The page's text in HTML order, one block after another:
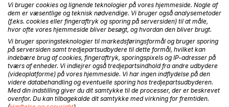
BESKRIVELSE
Et smukt univers af selvudvikling, hvor det kun handler om
dig, og hvor du let kan skabe mere af det gode, det
positive og det ærlige i dit liv.
Her bliver du kærligt inspireret, pirret og provokeret til at
tage en ærlig snak med dig selv og komme helt tæt på det,
Vi bruger cookies og lignende teknologier på vores hjemmeside. Nogle af
dem er væsentlige og teknisk nødvendige. Vi bruger også analysemetoder
(f.eks. cookies eller fingeraftryk og sporing på serversiden) til at måle,
hvor ofte vores hjemmeside bliver besøgt, og hvordan den bliver brugt.
Vi bruger sporingsteknologier til markedsføringsformål og bruger sporing
på serversiden samt tredjepartsudbydere til dette formål, hvilket kan
indebære brug af cookies, fingeraftryk, sporingspixels og IP-adresser på
tværs af enheder. Vi indlejrer også tredjepartsindhold fra andre udbydere
(videoplatforme) på vores hjemmeside. Vi har ingen indflydelse på den
videre databehandling og eventuelle sporing hos tredjepartsudbyderen.
Med din indstilling giver du dit samtykke til de processer, der er beskrevet
ovenfor. Du kan tilbagekalde dit samtykke med virkning for fremtiden.